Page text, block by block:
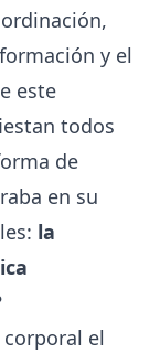
y el
este
todos
de
en su
la
el